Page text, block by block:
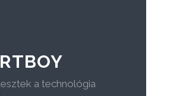
a technológia